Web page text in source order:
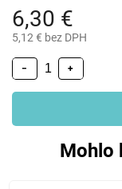
6,30 €
5,12 € bez DPH
+
−
Mohlo